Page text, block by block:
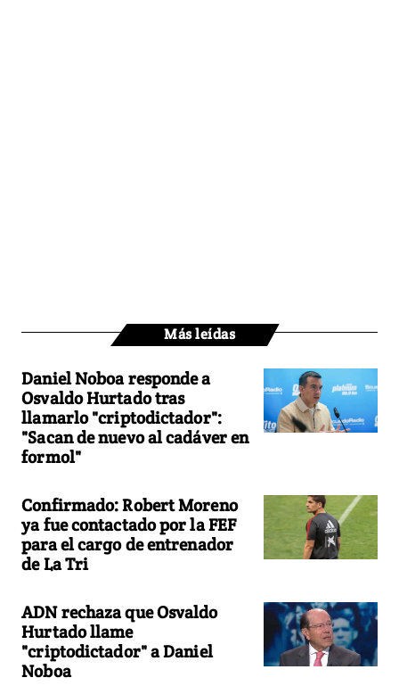
Más leídas
Daniel Noboa responde a
Osvaldo Hurtado tras
llamarlo "criptodictador":
"Sacan de nuevo al cadáver en
formol"
Confirmado: Robert Moreno
ya fue contactado por la FEF
para el cargo de entrenador
de La Tri
ADN rechaza que Osvaldo
Hurtado llame
"criptodictador" a Daniel
Noboa